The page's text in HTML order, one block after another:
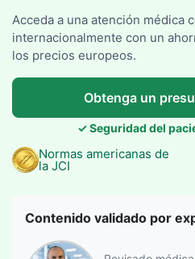
Acceda a una atención médica
internacionalmente con un
los precios europeos.
Obtenga un
✓ Seguridad del
Normas americanas de
la JCI
Contenido validado por